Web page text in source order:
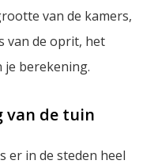
van de kamers,
van de oprit, het
je berekening.
van de tuin
er in de steden heel